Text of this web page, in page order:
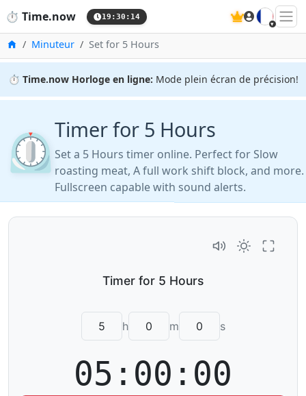
⏱️ Time.now 19:30:14 🇫🇷
Accueil
Minuteur Set for 5 Hours
⏱️ Time.now Horloge en ligne: Mode plein écran de précision!
⏲️Timer for 5 Hours
Set a 5 Hours timer online. Perfect for Slow
roasting meat, A full work shift block, and more.
Fullscreen capable with sound alerts.
h m s
05:00:00